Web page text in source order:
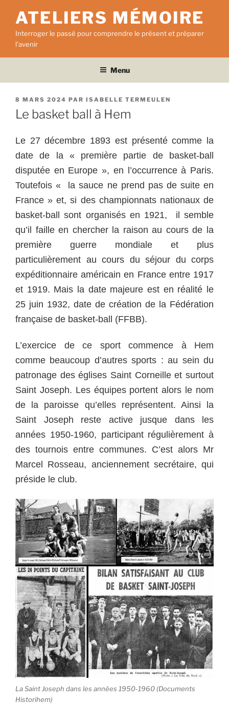
contenu
principal
ATELIERS MÉMOIRE
Interroger le passé pour comprendre le présent et préparer
l'avenir
Menu
PUBLIÉ
LE
8 MARS 2024 PAR ISABELLE TERMEULEN
Le basket ball à Hem
Le 27 décembre 1893 est présenté comme la
date de la « première partie de basket-ball
disputée en Europe », en l’occurrence à Paris.
Toutefois « la sauce ne prend pas de suite en
France » et, si des championnats nationaux de
basket-ball sont organisés en 1921,
il semble
qu’il faille en chercher la raison au cours de la
première guerre mondiale et plus
particulièrement au cours du séjour du corps
expéditionnaire américain en France entre 1917
et 1919. Mais la date majeure est en réalité le
25 juin 1932, date de création de la Fédération
française de basket-ball (FFBB).
L’exercice de ce sport commence à Hem
comme beaucoup d’autres sports : au sein du
patronage des églises Saint Corneille et surtout
Saint Joseph. Les équipes portent alors le nom
de la paroisse qu’elles représentent. Ainsi la
Saint Joseph reste active jusque dans les
années 1950-1960, participant régulièrement à
des tournois entre communes. C’est alors Mr
Marcel Rosseau, anciennement secrétaire, qui
préside le club.
La Saint Joseph dans les années 1950-1960 (Documents
Historihem)